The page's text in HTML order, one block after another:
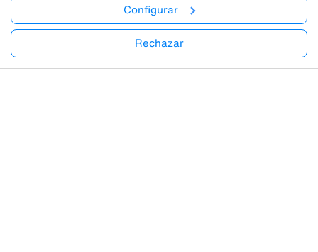
Configurar
Rechazar